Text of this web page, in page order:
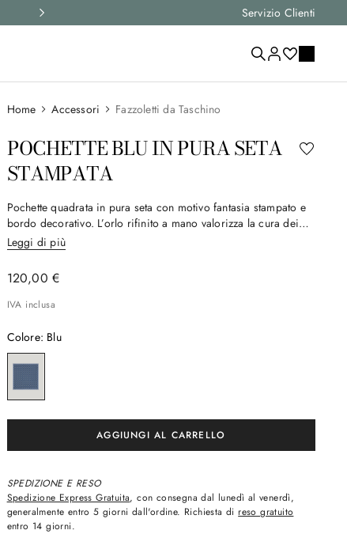
Seleziona la tua taglia escegli l'articolo
Servizio Clienti
Accessori Fazzoletti da Taschino
POCHETTE BLU IN PURA SETA
STAMPATA
Pochette quadrata in pura seta con motivo fantasia stampato e
bordo decorativo. L’orlo rifinito a mano valorizza la cura dei
dettagli, mentre il design ricercato aggiunge una nota di
eleganza contemporanea ai look formali dell’uomo moderno.
Un accessorio raffinato, pensato per completare con
discrezione gli abiti delle occasioni speciali.
Leggi di più
120,00 €
IVA inclusa
Colore: Blu
SPEDIZIONE E RESO
Spedizione Express Gratuita, con consegna dal lunedì al venerdì,
generalmente entro 5 giorni dall'ordine. Richiesta di reso gratuito
entro 14 giorni.